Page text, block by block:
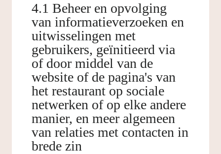
4.1 Beheer en opvolging
van informatieverzoeken en
uitwisselingen met
gebruikers, geïnitieerd via
of door middel van de
website of de pagina's van
het restaurant op sociale
netwerken of op elke andere
manier, en meer algemeen
van relaties met contacten in
brede zin